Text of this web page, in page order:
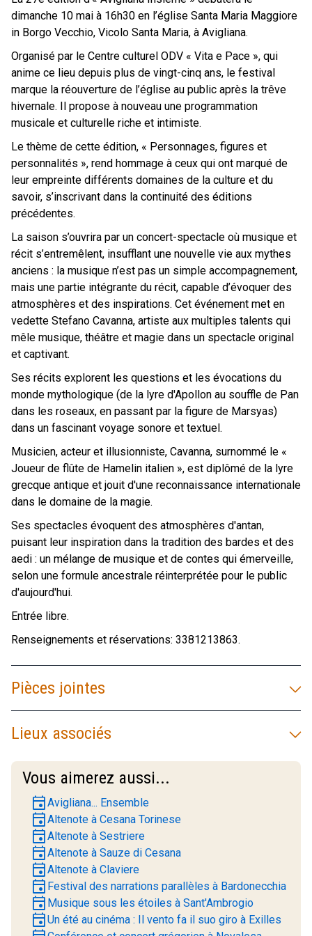
dimanche 10 mai à 16h30 en l’église Santa Maria Maggiore
in Borgo Vecchio, Vicolo Santa Maria, à Avigliana.
Organisé par le Centre culturel ODV « Vita e Pace », qui
anime ce lieu depuis plus de vingt-cinq ans, le festival
marque la réouverture de l’église au public après la trêve
hivernale. Il propose à nouveau une programmation
musicale et culturelle riche et intimiste.
Le thème de cette édition, « Personnages, figures et
personnalités », rend hommage à ceux qui ont marqué de
leur empreinte différents domaines de la culture et du
savoir, s’inscrivant dans la continuité des éditions
précédentes.
La saison s’ouvrira par un concert-spectacle où musique et
récit s’entremêlent, insufflant une nouvelle vie aux mythes
anciens : la musique n’est pas un simple accompagnement,
mais une partie intégrante du récit, capable d’évoquer des
atmosphères et des inspirations. Cet événement met en
vedette Stefano Cavanna, artiste aux multiples talents qui
mêle musique, théâtre et magie dans un spectacle original
et captivant.
Ses récits explorent les questions et les évocations du
monde mythologique (de la lyre d'Apollon au souffle de Pan
dans les roseaux, en passant par la figure de Marsyas)
dans un fascinant voyage sonore et textuel.
Musicien, acteur et illusionniste, Cavanna, surnommé le «
Joueur de flûte de Hamelin italien », est diplômé de la lyre
grecque antique et jouit d'une reconnaissance internationale
dans le domaine de la magie.
Ses spectacles évoquent des atmosphères d'antan,
puisant leur inspiration dans la tradition des bardes et des
aedi : un mélange de musique et de contes qui émerveille,
selon une formule ancestrale réinterprétée pour le public
d'aujourd'hui.
Entrée libre.
Renseignements et réservations: 3381213863.
Pièces jointes
Lieux associés
Vous aimerez aussi...
eventAvigliana... Ensemble
eventAltenote à Cesana Torinese
eventAltenote à Sestriere
eventAltenote à Sauze di Cesana
eventAltenote à Claviere
event Festival des narrations parallèles à Bardonecchia
event Musique sous les étoiles à Sant'Ambrogio
eventUn été au cinéma : Il vento fa il suo giro à Exilles